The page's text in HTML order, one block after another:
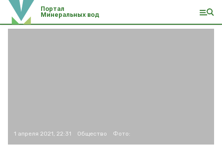
Портал
Минеральных вод
1 апреля 2021, 22:31 Общество Фото: